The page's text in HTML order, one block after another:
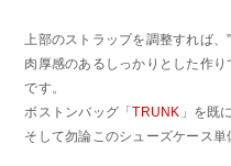
上部のストラップを調整すれば、
肉厚感のあるしっかりとした作
です。
ボストンバッグ「TRUNK 」を既
そして勿論このシューズケース単